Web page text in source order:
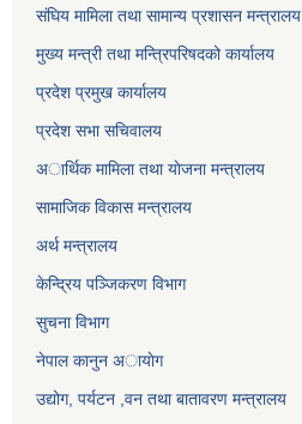
संघिय मामिला तथा सामान्य प्रशासन मन्त्रालय
मुख्य मन्त्री तथा मन्त्रिपरिषदको कार्यालय
प्रदेश प्रमुख कार्यालय
प्रदेश सभा सचिवालय
अार्थिक मामिला तथा याेजना मन्त्रालय
सामाजिक विकास मन्त्रालय
अर्थ मन्त्रालय
केन्द्रिय पञ्जिकरण विभाग
सुचना विभाग
नेपाल कानुन अायाेग
उद्योग, पर्यटन ,वन तथा बातावरण मन्त्रालय